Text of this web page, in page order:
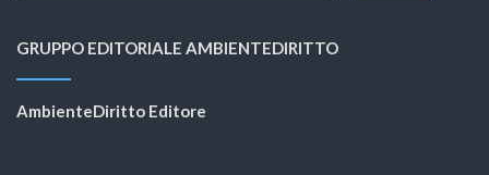
GRUPPO EDITORIALE AMBIENTEDIRITTO
AmbienteDiritto Editore